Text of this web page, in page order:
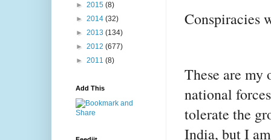
Conspiracies
These are my
national
tolerate the
India, but I
► 2015 (8)
► 2014 (32)
► 2013 (134)
► 2012 (677)
► 2011 (8)
Add This